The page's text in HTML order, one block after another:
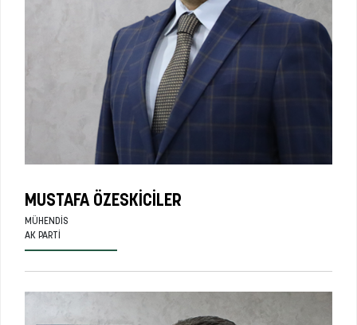
MUSTAFA ÖZESKICILER
MÜHENDIS
AK PARTI